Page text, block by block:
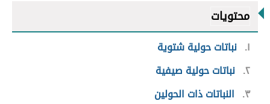
محتويات
١ نباتات حولية شتوية
٢ نباتات حولية صيفية
٣
النباتات ذات الحولين